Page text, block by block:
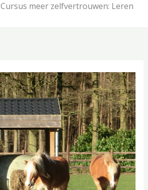
Cursus meer zelfvertrouwen: Leren